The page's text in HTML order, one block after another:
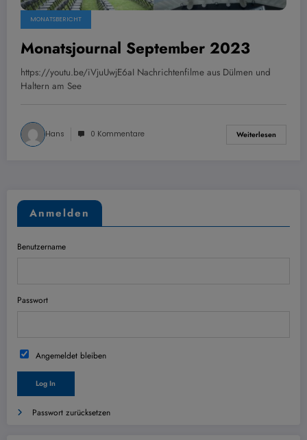
MONATSBERICHT
Monatsjournal September 2023
https://youtu.be/iVjuUwjE6aI Nachrichtenfilme aus Dülmen und
Haltern am See
Hans 0 Kommentare Weiterlesen
Anmelden
Benutzername
Passwort
Angemeldet bleiben
Passwort zurücksetzen